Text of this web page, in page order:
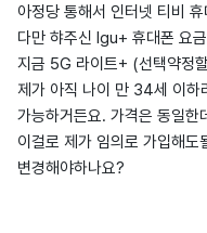
아정당 통해서 인터넷 티비
다만 햐주신 lgu+ 휴대폰 요
지금 5G 라이트+ (선택약정
제가 아직 나이 만 34세 이하
가능하거든요. 가격은 동일한
이걸로 제가 임의로 가입해도
변경해야하나요?